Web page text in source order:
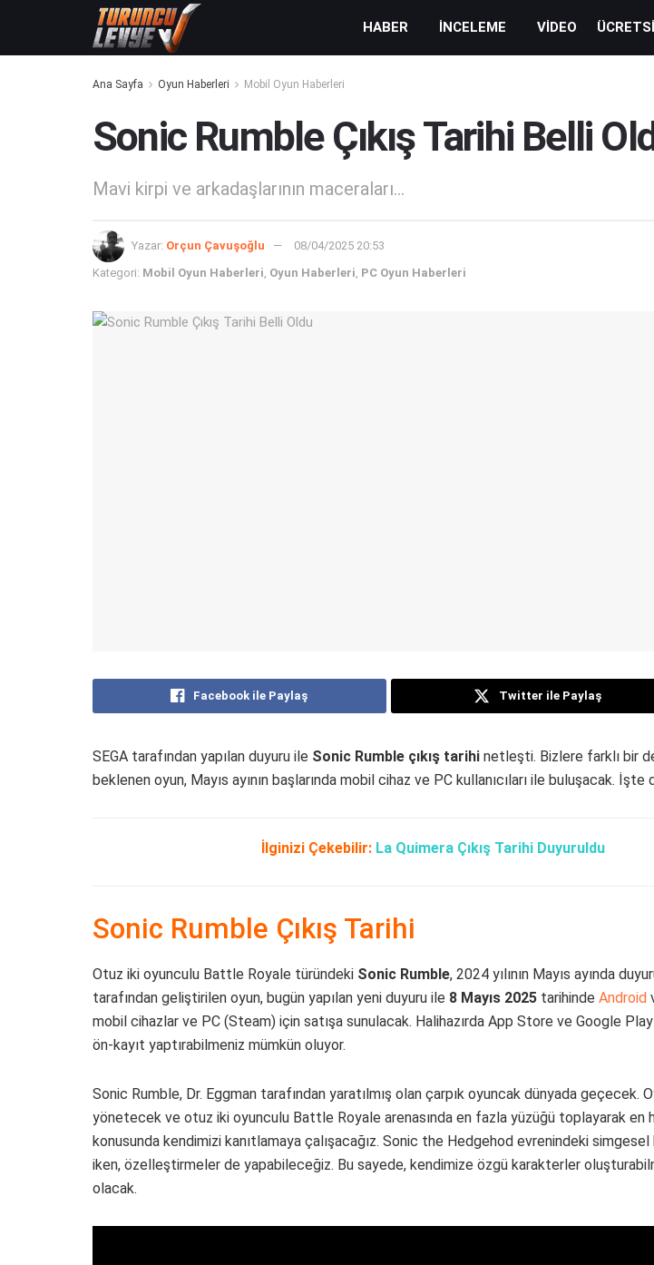
HABER İNCELEME VIDEO
Ana Sayfa Oyun Haberleri Mobil Oyun Haberleri
Sonic Rumble Çıkış Tarihi Belli
Mavi kirpi ve arkadaşlarının maceraları...
Yazar: Orçun Çavuşoğlu 08/04/2025 20:53
Kategori: Mobil Oyun Haberleri, Oyun Haberleri, PC Oyun Haberleri
Facebook ile Paylaş Twitter ile Paylaş
SEGA tarafından yapılan duyuru ile Sonic Rumble çıkış tarihi netleşti. Bizlere farklı bir
beklenen oyun, Mayıs ayının başlarında mobil cihaz ve PC kullanıcıları ile buluşacak. İşte
İlginizi Çekebilir: La Quimera Çıkış Tarihi Duyuruldu
Sonic Rumble Çıkış Tarihi
Otuz iki oyunculu Battle Royale türündeki Sonic Rumble, 2024 yılının Mayıs ayında
tarafından geliştirilen oyun, bugün yapılan yeni duyuru ile 8 Mayıs 2025 tarihinde Android
mobil cihazlar ve PC (Steam) için satışa sunulacak. Halihazırda App Store ve Google
ön-kayıt yaptırabilmeniz mümkün oluyor.
Sonic Rumble, Dr. Eggman tarafından yaratılmış olan çarpık oyuncak dünyada geçecek.
yönetecek ve otuz iki oyunculu Battle Royale arenasında en fazla yüzüğü toplayarak en
konusunda kendimizi kanıtlamaya çalışacağız. Sonic the Hedgehod evrenindeki
iken, özelleştirmeler de yapabileceğiz. Bu sayede, kendimize özgü karakterler
olacak.